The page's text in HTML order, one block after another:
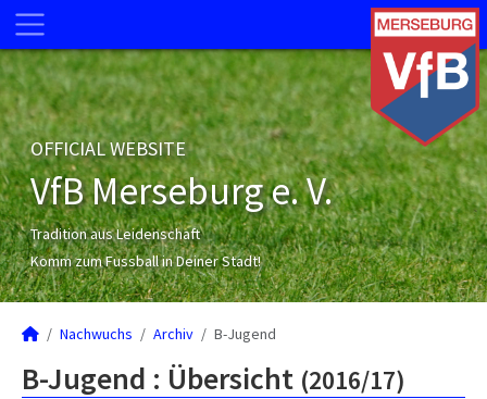
OFFICIAL WEBSITE
VfB Merseburg e. V.
Tradition aus Leidenschaft
Komm zum Fussball in Deiner Stadt!
Nachwuchs Archiv B-Jugend
B-Jugend : Übersicht (2016/17)